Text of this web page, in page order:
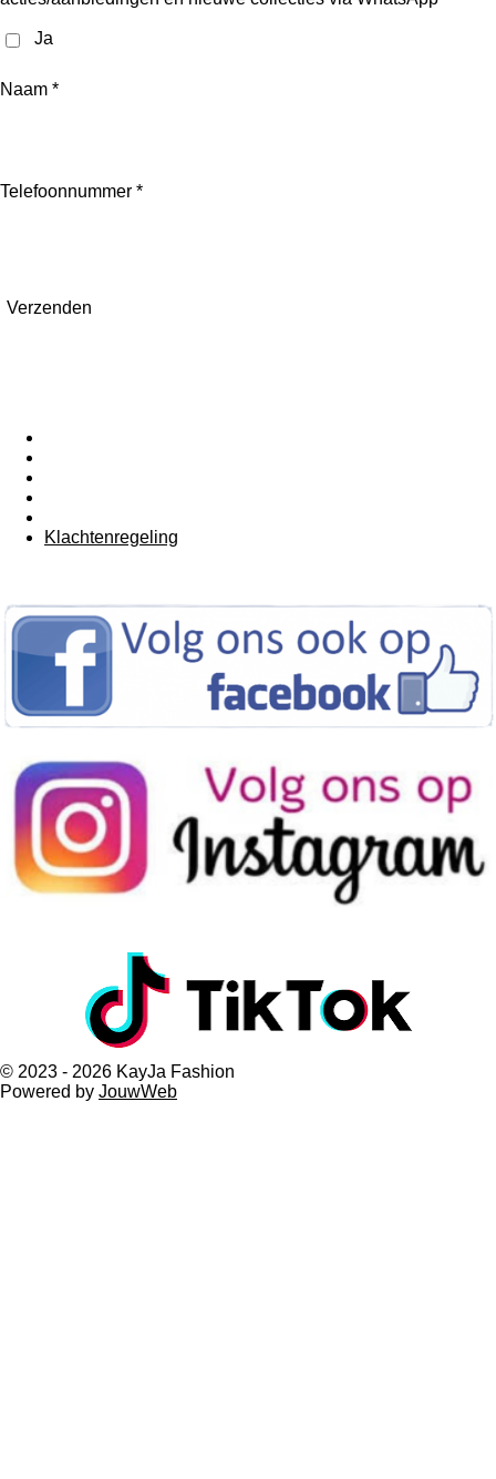
Ja
Naam *
Telefoonnummer *
Verzenden
Klachtenregeling
© 2023 - 2026 KayJa Fashion
Powered by JouwWeb